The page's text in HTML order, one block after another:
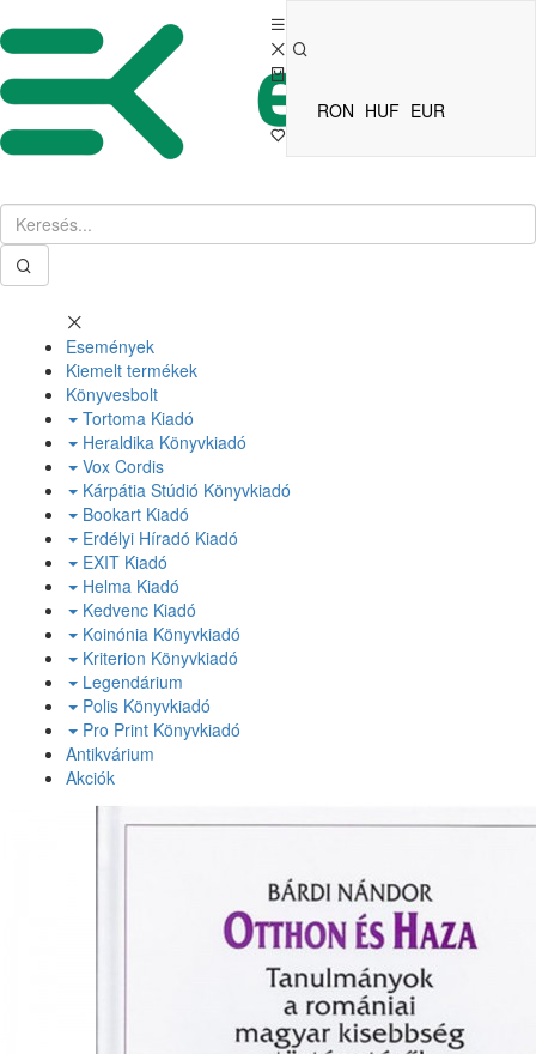
RON HUF EUR
Események
Kiemelt termékek
Könyvesbolt
Tortoma Kiadó
Heraldika Könyvkiadó
Vox Cordis
Kárpátia Stúdió Könyvkiadó
Bookart Kiadó
Erdélyi Híradó Kiadó
EXIT Kiadó
Helma Kiadó
Kedvenc Kiadó
Koinónia Könyvkiadó
Kriterion Könyvkiadó
Legendárium
Polis Könyvkiadó
Pro Print Könyvkiadó
Antikvárium
Akciók